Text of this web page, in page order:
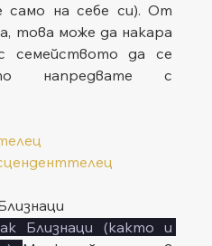
само на себе си). От
това може да накара
семейството да се
напредвате с
Близнаци (както и